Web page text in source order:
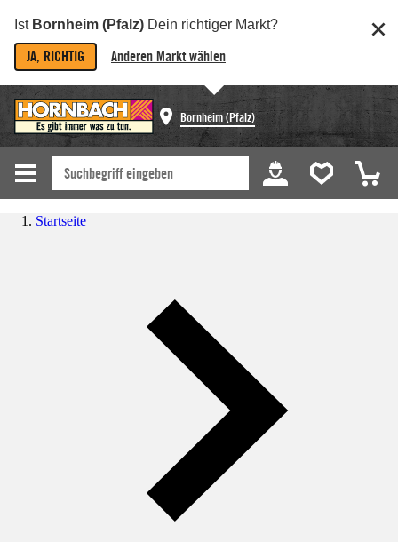
Ist Bornheim (Pfalz) Dein richtiger Markt?
JA, RICHTIG Anderen Markt wählen
Bornheim (Pfalz)
Startseite